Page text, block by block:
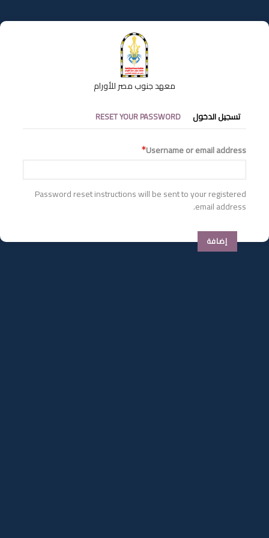
إلى
المحتوى
معهد جنوب مصر للأورام
التبويبات
الأساسية
تسجيل الدخول RESET YOUR PASSWORD
Username or email address
Password reset instructions will be sent to your registered
email address.